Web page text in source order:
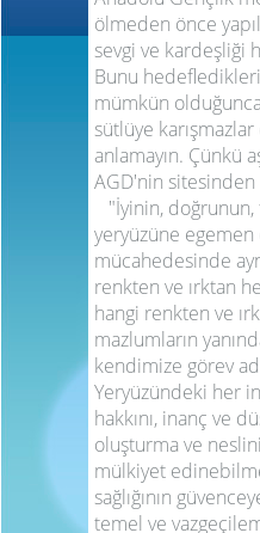
ölmeden önce
sevgi ve kardeşliği
Bunu
mümkün
sütlüye
anlamayın. Çünkü
AGD'nin sitesinden
"İyinin, doğrunun,
yeryüzüne egemen
mücahedesinde
renkten ve ırktan
hangi renkten ve
mazlumların
kendimize görev
Yeryüzündeki her
hakkını, inanç ve
oluşturma ve
mülkiyet
sağlığının
temel ve